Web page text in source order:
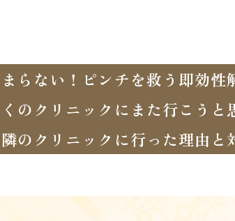
らない！ピンチを救う即効
のクリニックにまた行こうと
のクリニックに行った理由と